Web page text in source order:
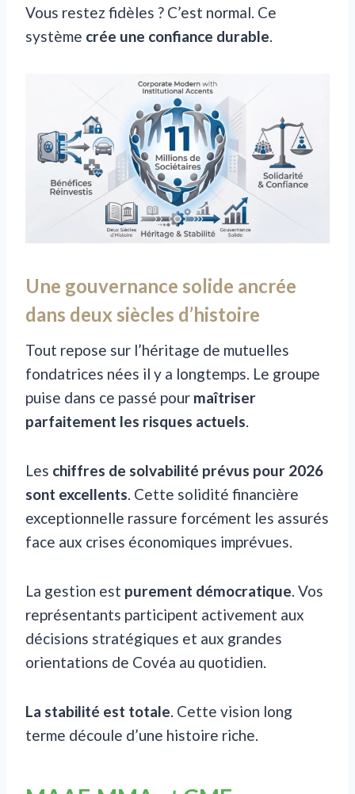
Vous restez fidèles ? C’est normal. Ce
système crée une confiance durable.
Une gouvernance solide ancrée
dans deux siècles d’histoire
Tout repose sur l’héritage de mutuelles
fondatrices nées il y a longtemps. Le groupe
puise dans ce passé pour maîtriser
parfaitement les risques actuels.
Les chiffres de solvabilité prévus pour 2026
sont excellents. Cette solidité financière
exceptionnelle rassure forcément les assurés
face aux crises économiques imprévues.
La gestion est purement démocratique. Vos
représentants participent activement aux
décisions stratégiques et aux grandes
orientations de Covéa au quotidien.
La stabilité est totale. Cette vision long
terme découle d’une histoire riche.